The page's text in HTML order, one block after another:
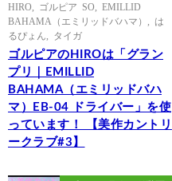
HIRO
ゴルピア SO
EMILLID
BAHAMA（エミリッドバハマ）
は
るぴょん
タイガ
ゴルピアのHIROは「グラン
プリ｜EMILLID
BAHAMA（エミリッドバハ
マ）EB-04 ドライバー」を使
っています！ 【美作カントリ
ークラブ#3】